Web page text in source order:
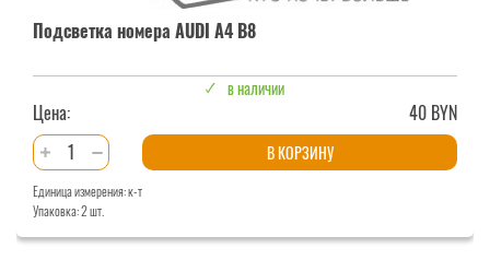
Подсветка номера AUDI A4 B8
в наличии
Цена:
40 BYN
Количество
товара
Подсветка
номера
В КОРЗИНУ
Единица измерения: к-т
Упаковка: 2 шт.